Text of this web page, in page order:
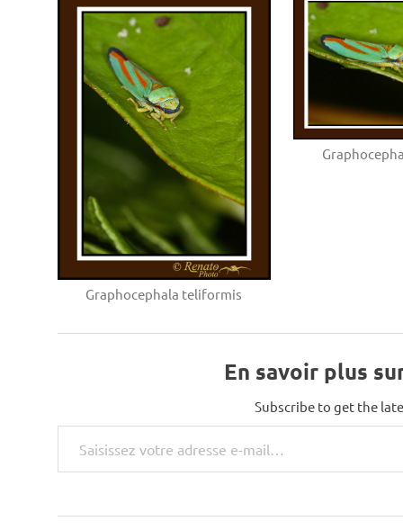
Graphocephala teliformis
En savoir plus
Subscribe to get the
Saisissez votre adresse e-mail…